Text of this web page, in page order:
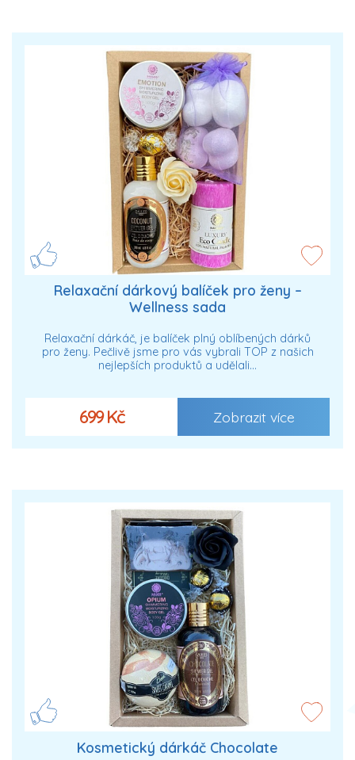
Relaxační dárkový balíček pro ženy –
Wellness sada
Relaxační dárkáč, je balíček plný oblíbených dárků
pro ženy. Pečlivě jsme pro vás vybrali TOP z našich
nejlepších produktů a udělali…
699 Kč Zobrazit více
Kosmetický dárkáč Chocolate